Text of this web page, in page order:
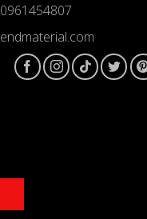
0961454807
endmaterial.com